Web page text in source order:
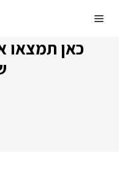
לתוכןMenu
כאן תמצאו